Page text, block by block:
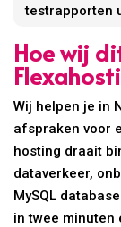
testrapporten
Hoe wij
Wij helpen je in
afspraken voor
hosting draait
dataverkeer,
MySQL
in twee minuten